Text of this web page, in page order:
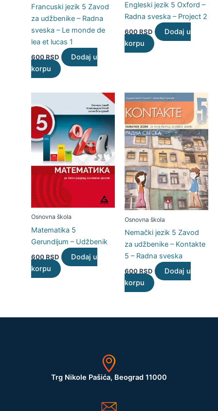
Francuski jezik 5 Zavod
za udžbenike – Radna
sveska – Le monde de
lea et lucas 1
600RSD
Dodaj u
korpu
Engleski jezik 5 Oxford –
Radna sveska – Project 2
600RSD
Dodaj u
korpu
Osnovna škola
Matematika 5
Gerundijum – Udžbenik
600RSD
Dodaj u
korpu
Osnovna škola
Nemački jezik 5 Zavod
za udžbenike – Kontakte
5 – Radna sveska
600RSD
Dodaj u
korpu
Trg Nikole Pašića, Beograd 11000